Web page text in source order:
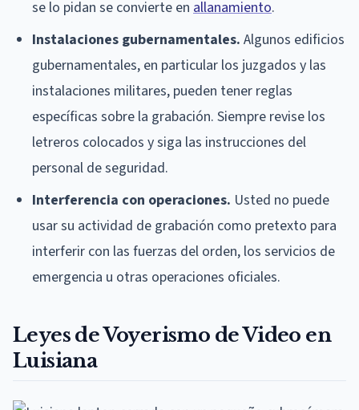
se lo pidan se convierte en allanamiento.
Instalaciones gubernamentales. Algunos edificios
gubernamentales, en particular los juzgados y las
instalaciones militares, pueden tener reglas
específicas sobre la grabación. Siempre revise los
letreros colocados y siga las instrucciones del
personal de seguridad.
Interferencia con operaciones. Usted no puede
usar su actividad de grabación como pretexto para
interferir con las fuerzas del orden, los servicios de
emergencia u otras operaciones oficiales.
Leyes de Voyerismo de Video en
Luisiana